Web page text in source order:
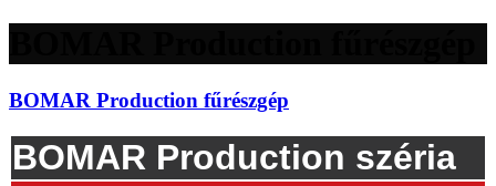
BOMAR Production fűrészgép
BOMAR Production széria